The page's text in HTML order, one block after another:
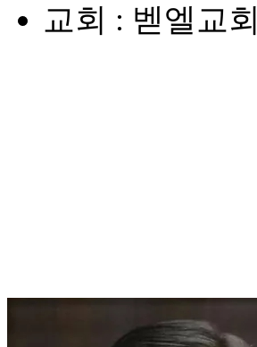
교회 : 벧엘교회